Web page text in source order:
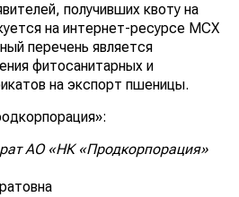
получивших квоту на
на интернет-ресурсе МСХ
перечень является
фитосанитарных и
на экспорт пшеницы.
АО «НК «Продкорпорация»